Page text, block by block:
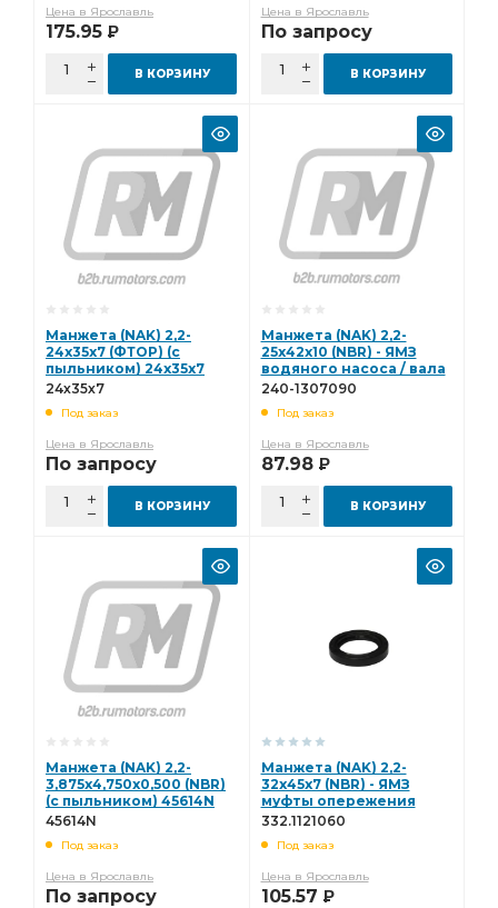
Цена в Ярославль
175.95 Р
В КОРЗИНУ
Цена в Ярославль
По запросу
В КОРЗИНУ
Манжета (NAK) 2,2-
24х35х7 (ФТОР) (с
пыльником) 24х35х7
24х35х7
Под заказ
Цена в Ярославль
По запросу
В КОРЗИНУ
Манжета (NAK) 2,2-
25х42х10 (NBR) - ЯМЗ
водяного насоса / вала
КПП (c пыльником) 240-
240-1307090
Под заказ
Цена в Ярославль
87.98 Р
В КОРЗИНУ
Манжета (NAK) 2,2-
3,875x4,750x0,500 (NBR)
(с пыльником) 45614N
45614N
Под заказ
Цена в Ярославль
По запросу
Манжета (NAK) 2,2-
32х45х7 (NBR) - ЯМЗ
муфты опережения
впрыска ТНВД (Евро) (с
332.1121060
Под заказ
Цена в Ярославль
105.57 Р